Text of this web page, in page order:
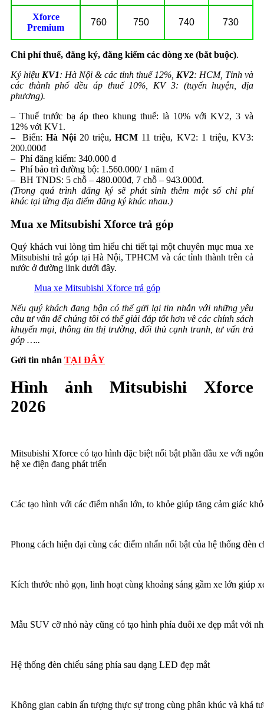
Xforce
Premium
760 750 740 730
Chi phí thuế, đăng ký, đăng kiểm các dòng xe (bắt buộc).
Ký hiệu KV1: Hà Nội & các tỉnh thuế 12%, KV2: HCM, Tỉnh và
các thành phố đều áp thuế 10%, KV 3: (tuyến huyện, địa
phương).
– Thuế trước bạ áp theo khung thuế: là 10% với KV2, 3 và
12% với KV1.
– Biển:Hà Nội20 triệu,HCM 11 triệu, KV2: 1 triệu, KV3:
200.000đ
– Phí đăng kiểm: 340.000 đ
– Phí bảo trì đường bộ: 1.560.000/ 1 năm đ
– BH TNDS: 5 chỗ – 480.000đ, 7 chỗ – 943.000đ.
(Trong quá trình đăng ký sẽ phát sinh thêm một số chi phí
khác tại từng địa điểm đăng ký khác nhau.)
Mua xe Mitsubishi Xforce trả góp
Quý khách vui lòng tìm hiểu chi tiết tại một chuyên mục mua xe
Mitsubishi trả góp tại Hà Nội, TPHCM và các tỉnh thành trên cả
nước ở đường link dưới đây.
Mua xe Mitsubishi Xforce trả góp
Nếu quý khách đang bận có thể gửi lại tin nhắn với những yêu
cầu tư vấn để chúng tôi có thể giải đáp tốt hơn về các chính sách
khuyến mại, thông tin thị trường, đối thủ cạnh tranh, tư vấn trả
góp …..
Gửi tin nhắn TẠI ĐÂY
Hình ảnh Mitsubishi Xforce
2026
Mitsubishi Xforce có tạo hình đặc biệt nổi bật phần đầu xe với
hệ xe điện đang phát triển
Các tạo hình với các điểm nhấn lớn, to khỏe giúp tăng cảm giác
Phong cách hiện đại cùng các điểm nhấn nổi bật của hệ thống đèn
Kích thước nhỏ gọn, linh hoạt cùng khoảng sáng gầm xe lớn giúp
Mẫu SUV cỡ nhỏ này cũng có tạo hình phía đuôi xe đẹp mắt với
Hệ thống đèn chiếu sáng phía sau dạng LED đẹp mắt
Không gian cabin ấn tượng thực sự trong cùng phân khúc và khá